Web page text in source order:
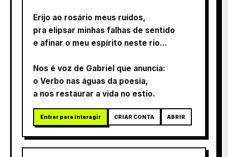
Erijo ao rosário meus ruídos,
pra elipsar minhas falhas de sentido
e afinar o meu espírito neste rio...
Nos é voz de Gabriel que anuncia:
o Verbo nas águas da poesia,
a nos restaurar a vida no estio.
Entrar para interagir CRIAR CONTA ABRIR